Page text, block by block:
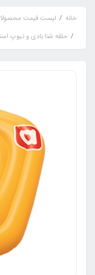
خانه لیست قیمت
حلقه شنا بادی و تیوپ